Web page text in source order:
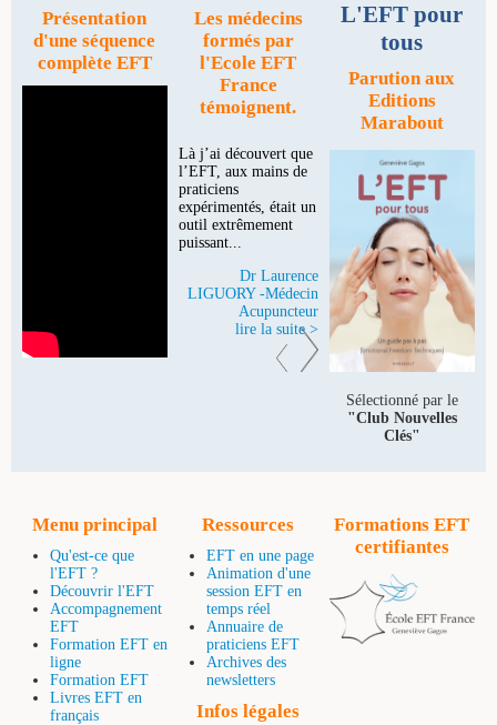
Présentation
d'une séquence
complète EFT
Les médecins
formés par
l'Ecole EFT
France
témoignent.
Là j’ai découvert que
l’EFT, aux mains de
praticiens
expérimentés, était un
outil extrêmement
puissant...
Dr Laurence
LIGUORY -Médecin
Acupuncteur
lire la suite >
L'EFT pour
tous
Parution aux
Editions
Marabout
Sélectionné par le
"Club Nouvelles
Clés"
Menu principal
Qu'est-ce que
l'EFT ?
Découvrir l'EFT
Accompagnement
EFT
Formation EFT en
ligne
Formation EFT
Livres EFT en
français
Ressources
EFT en une page
Animation d'une
session EFT en
temps réel
Annuaire de
praticiens EFT
Archives des
newsletters
Infos légales
Formations EFT
certifiantes